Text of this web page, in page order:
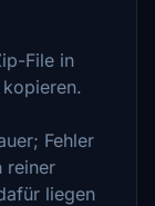
File in
Fehler
reiner
liegen